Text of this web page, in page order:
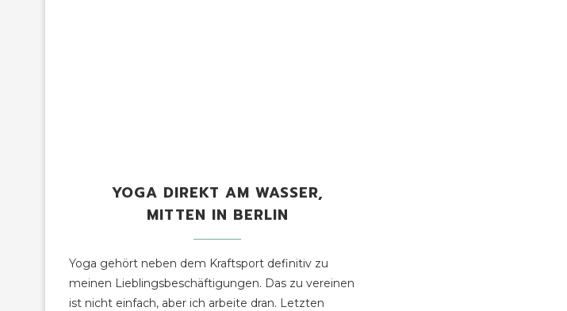
YOGA DIREKT AM WASSER,
MITTEN IN BERLIN
Yoga gehört neben dem Kraftsport definitiv zu
meinen Lieblingsbeschäftigungen. Das zu vereinen
ist nicht einfach, aber ich arbeite dran. Letzten